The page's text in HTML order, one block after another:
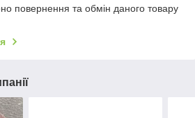
повернення та обмін даного товару